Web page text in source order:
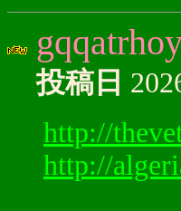
投稿日
http://
http://